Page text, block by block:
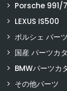
Porsche 991/
LEXUS IS500
ポルシェ パー
国産 パーツカ
BMWパーツカ
その他パーツ